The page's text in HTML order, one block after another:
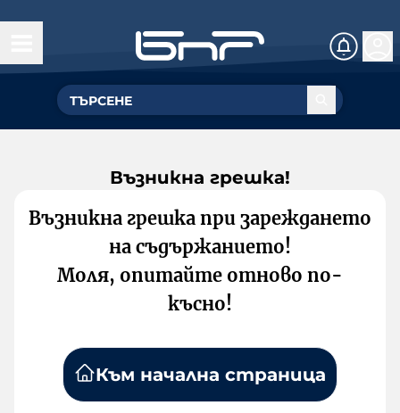
Възникна грешка!
Възникна грешка при зареждането
на съдържанието!
Моля, опитайте отново по-
късно!
Към начална страница